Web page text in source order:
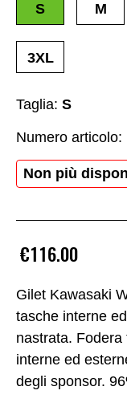
Gilet Kawasaki
tasche interne
nastrata.
interne ed
degli sponsor.
€116.00
Taglia: S
Non più
S M
3XL
Numero articolo: